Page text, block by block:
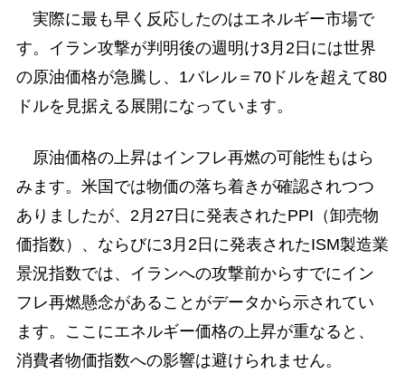
実際に最も早く反応したのはエネルギー市場で
す。イラン攻撃が判明後の週明け3月2日には世界
の原油価格が急騰し、1バレル＝70ドルを超えて80
ドルを見据える展開になっています。
原油価格の上昇はインフレ再燃の可能性もはら
みます。米国では物価の落ち着きが確認されつつ
ありましたが、2月27日に発表されたPPI（卸売物
価指数）、ならびに3月2日に発表されたISM製造業
景況指数では、イランへの攻撃前からすでにイン
フレ再燃懸念があることがデータから示されてい
ます。ここにエネルギー価格の上昇が重なると、
消費者物価指数への影響は避けられません。